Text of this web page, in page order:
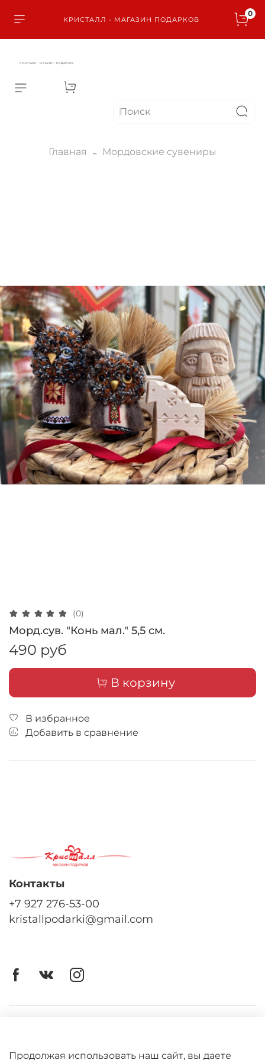
КРИСТАЛЛ - МАГАЗИН ПОДАРКОВ
0
КРИСТАЛЛ - МАГАЗИН ПОДАРКОВ
Главная Мордовские сувениры
(0)
Морд.сув. "Конь мал." 5,5 см.
490 руб
В корзину
В избранное
Добавить в сравнение
Контакты
+7 927 276-53-00
kristallpodarki@gmail.com
Продолжая использовать наш сайт, вы даете